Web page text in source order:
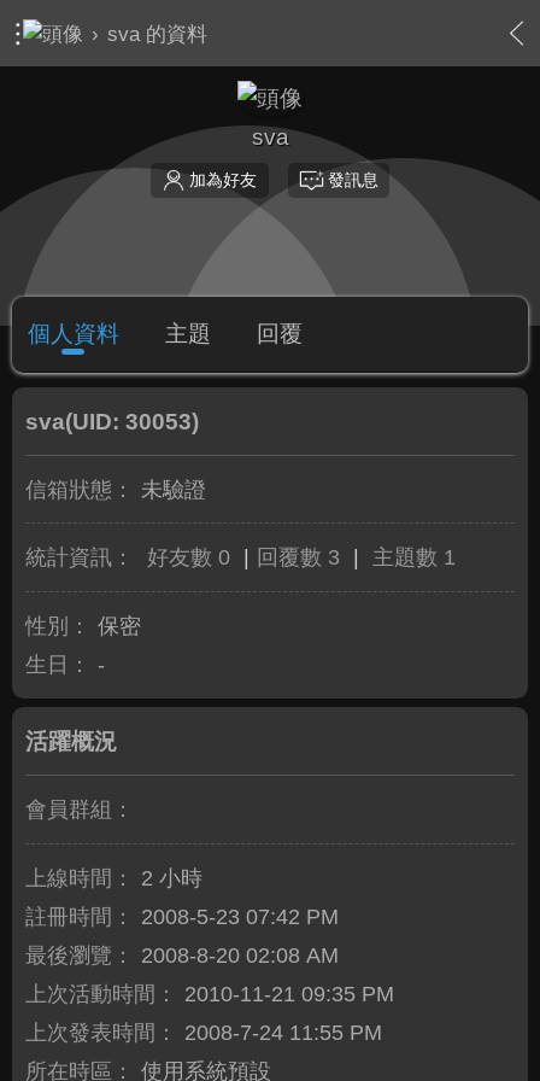
› sva 的資料
sva
加為好友 發訊息
個人資料 主題 回覆
sva(UID: 30053)
信箱狀態： 未驗證
統計資訊： 好友數 0 回覆數 3 主題數 1
性別：
保密
生日：
-
活躍概況
會員群組：
上線時間：
2 小時
註冊時間：
2008-5-23 07:42 PM
最後瀏覽：
2008-8-20 02:08 AM
上次活動時間：
2010-11-21 09:35 PM
上次發表時間：
2008-7-24 11:55 PM
所在時區：
使用系統預設